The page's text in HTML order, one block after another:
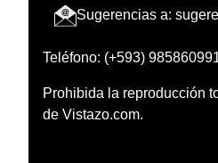
Sugerencias a:
Teléfono: (+593)
Prohibida la reproducción
de Vistazo.com.